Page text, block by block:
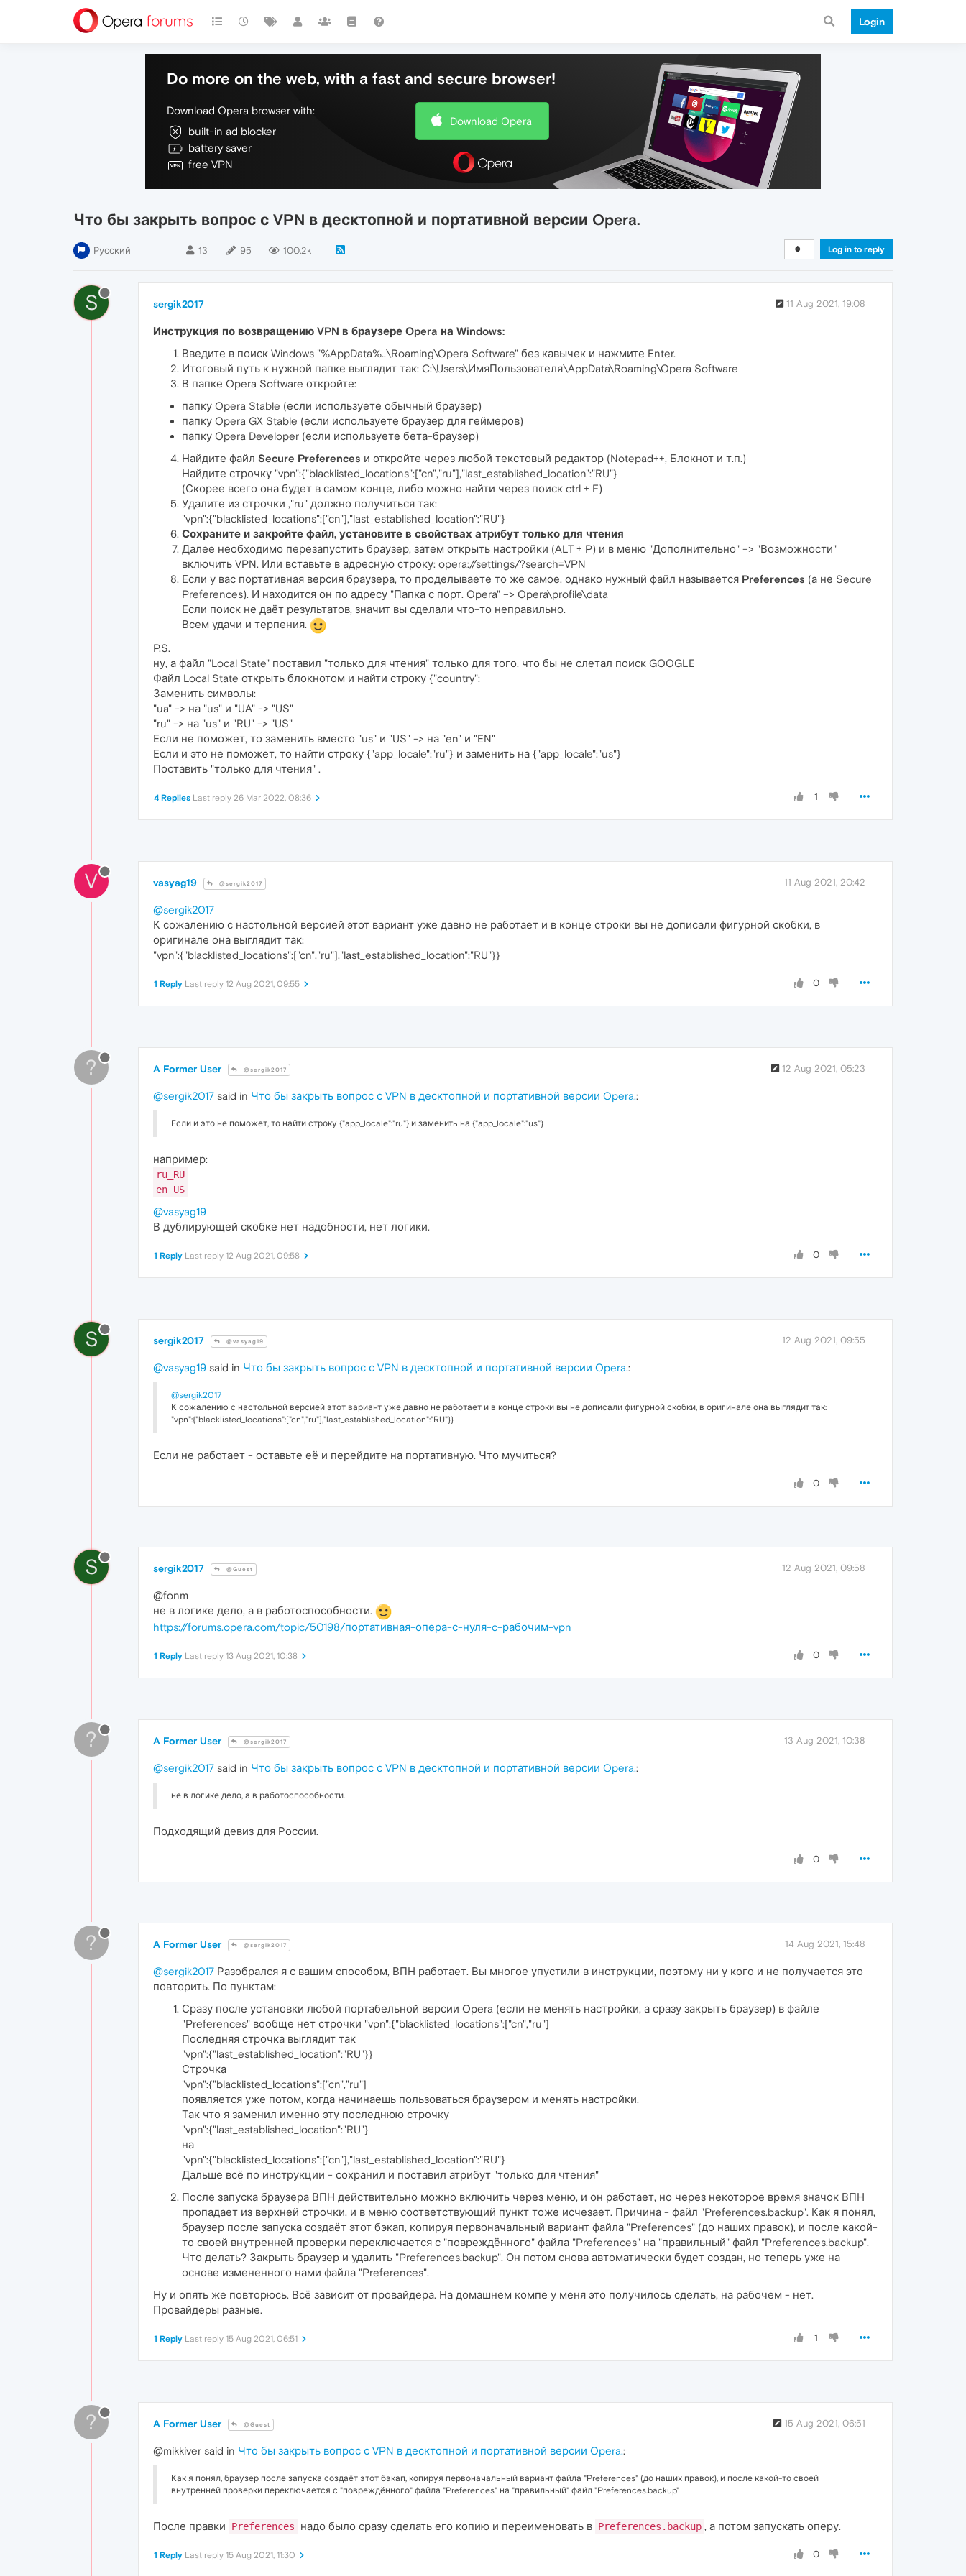
Login
Do more on the web, with a fast and secure browser!
Download Opera browser with:
built-in ad blocker
battery saver
free VPN
Download Opera
Что бы закрыть вопрос с VPN в десктопной и портативной версии Opera.
Русский 13 95 100.2k Log in to reply
S sergik2017 11 Aug 2021, 19:08
Инструкция по возвращению VPN в браузере Opera на Windows:
Введите в поиск Windows "%AppData%..\Roaming\Opera Software" без кавычек и нажмите Enter.
Итоговый путь к нужной папке выглядит так: C:\Users\ИмяПользователя\AppData\Roaming\Opera Software
В папке Opera Software откройте:
папку Opera Stable (если используете обычный браузер)
папку Opera GX Stable (если используете браузер для геймеров)
папку Opera Developer (если используете бета-браузер)
Найдите файл Secure Preferences и откройте через любой текстовый редактор (Notepad++, Блокнот и т.п.)
Найдите строчку "vpn":{"blacklisted_locations":["cn","ru"],"last_established_location":"RU"}
(Скорее всего она будет в самом конце, либо можно найти через поиск ctrl + F)
Удалите из строчки ,"ru" должно получиться так:
"vpn":{"blacklisted_locations":["cn"],"last_established_location":"RU"}
Сохраните и закройте файл, установите в свойствах атрибут только для чтения
Далее необходимо перезапустить браузер, затем открыть настройки (ALT + P) и в меню "Дополнительно" –> "Возможности"
включить VPN. Или вставьте в адресную строку: opera://settings/?search=VPN
Если у вас портативная версия браузера, то проделываете то же самое, однако нужный файл называется Preferences (а не Secure
Preferences). И находится он по адресу "Папка с порт. Opera" –> Opera\profile\data
Если поиск не даёт результатов, значит вы сделали что-то неправильно.
Всем удачи и терпения.
P.S.
ну, а файл "Local State" поставил "только для чтения" только для того, что бы не слетал поиск GOOGLE
Файл Local State открыть блокнотом и найти строку {"country":
Заменить символы:
"ua" -> на "us" и "UA" -> "US"
"ru" -> на "us" и "RU" -> "US"
Если не поможет, то заменить вместо "us" и "US" -> на "en" и "EN"
Если и это не поможет, то найти строку {"app_locale":"ru"} и заменить на {"app_locale":"us"}
Поставить "только для чтения" .
1
4 Replies Last reply 26 Mar 2022, 08:36
V vasyag19 @sergik2017 11 Aug 2021, 20:42
@sergik2017
К сожалению с настольной версией этот вариант уже давно не работает и в конце строки вы не дописали фигурной скобки, в
оригинале она выглядит так:
"vpn":{"blacklisted_locations":["cn","ru"],"last_established_location":"RU"}}
0
1 Reply Last reply 12 Aug 2021, 09:55
? A Former User @sergik2017 12 Aug 2021, 05:23
@sergik2017 said in Что бы закрыть вопрос с VPN в десктопной и портативной версии Opera.:
Если и это не поможет, то найти строку {"app_locale":"ru"} и заменить на {"app_locale":"us"}
например:
ru_RU
en_US
@vasyag19
В дублирующей скобке нет надобности, нет логики.
0
1 Reply Last reply 12 Aug 2021, 09:58
S sergik2017 @vasyag19 12 Aug 2021, 09:55
@vasyag19 said in Что бы закрыть вопрос с VPN в десктопной и портативной версии Opera.:
@sergik2017
К сожалению с настольной версией этот вариант уже давно не работает и в конце строки вы не дописали фигурной скобки, в оригинале она выглядит так:
"vpn":{"blacklisted_locations":["cn","ru"],"last_established_location":"RU"}}
Если не работает - оставьте её и перейдите на портативную. Что мучиться?
0
S sergik2017 @Guest 12 Aug 2021, 09:58
@fonm
не в логике дело, а в работоспособности.
https://forums.opera.com/topic/50198/портативная-опера-с-нуля-c-рабочим-vpn
0
1 Reply Last reply 13 Aug 2021, 10:38
? A Former User @sergik2017 13 Aug 2021, 10:38
@sergik2017 said in Что бы закрыть вопрос с VPN в десктопной и портативной версии Opera.:
не в логике дело, а в работоспособности.
Подходящий девиз для России.
0
? A Former User @sergik2017 14 Aug 2021, 15:48
@sergik2017 Разобрался я с вашим способом, ВПН работает. Вы многое упустили в инструкции, поэтому ни у кого и не получается это
повторить. По пунктам:
Сразу после установки любой портабельной версии Opera (если не менять настройки, а сразу закрыть браузер) в файле
"Preferences" вообще нет строчки "vpn":{"blacklisted_locations":["cn","ru"]
Последняя строчка выглядит так
"vpn":{"last_established_location":"RU"}}
Строчка
"vpn":{"blacklisted_locations":["cn","ru"]
появляется уже потом, когда начинаешь пользоваться браузером и менять настройки.
Так что я заменил именно эту последнюю строчку
"vpn":{"last_established_location":"RU"}
на
"vpn":{"blacklisted_locations":["cn"],"last_established_location":"RU"}
Дальше всё по инструкции - сохранил и поставил атрибут "только для чтения"
После запуска браузера ВПН действительно можно включить через меню, и он работает, но через некоторое время значок ВПН
пропадает из верхней строчки, и в меню соответствующий пункт тоже исчезает. Причина - файл "Preferences.backup". Как я понял,
браузер после запуска создаёт этот бэкап, копируя первоначальный вариант файла "Preferences" (до наших правок), и после какой-
то своей внутренней проверки переключается с "повреждённого" файла "Preferences" на "правильный" файл "Preferences.backup".
Что делать? Закрыть браузер и удалить "Preferences.backup". Он потом снова автоматически будет создан, но теперь уже на
основе измененного нами файла "Preferences".
Ну и опять же повторюсь. Всё зависит от провайдера. На домашнем компе у меня это получилось сделать, на рабочем - нет.
Провайдеры разные.
1
1 Reply Last reply 15 Aug 2021, 06:51
? A Former User @Guest 15 Aug 2021, 06:51
@mikkiver said in Что бы закрыть вопрос с VPN в десктопной и портативной версии Opera.:
Как я понял, браузер после запуска создаёт этот бэкап, копируя первоначальный вариант файла "Preferences" (до наших правок), и после какой-то своей
внутренней проверки переключается с "повреждённого" файла "Preferences" на "правильный" файл "Preferences.backup"
После правки Preferences надо было сразу сделать его копию и переименовать в Preferences.backup , а потом запускать оперу.
0
1 Reply Last reply 15 Aug 2021, 11:30